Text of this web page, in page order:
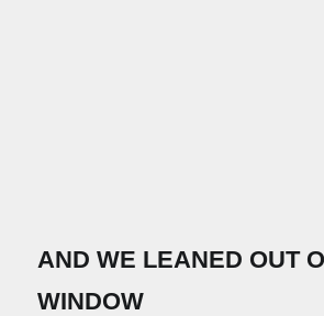
AND WE LEANED OUT
WINDOW